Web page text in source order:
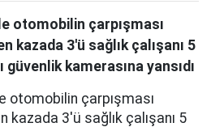
otomobilin çarpışması
kazada 3'ü sağlık çalışanı 5
güvenlik kamerasına yansıdı
otomobilin çarpışması
kazada 3'ü sağlık çalışanı 5